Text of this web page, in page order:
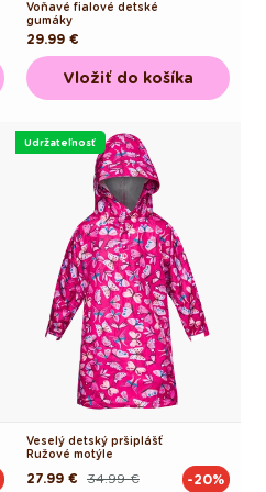
Voňavé fialové detské
gumáky
Pôvodná
cena
29.99 €
Vložiť do košíka
Udržateľnosť
Veselý detský pršiplášť
Ružové motýle
Pôvodná34.99 €
Akciová
27.99 € -20%